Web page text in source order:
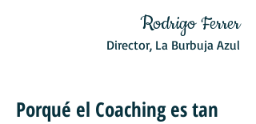
Rodrigo Ferrer
Director, La Burbuja Azul
Porqué el Coaching es tan